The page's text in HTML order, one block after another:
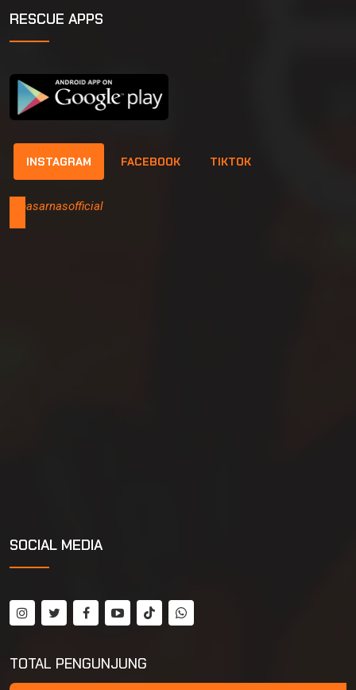
RESCUE APPS
INSTAGRAM FACEBOOK TIKTOK
@basarnasofficial
SOCIAL MEDIA
TOTAL PENGUNJUNG